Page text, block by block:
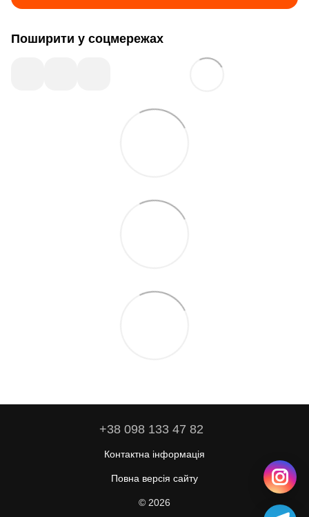
Поширити у соцмережах
+38 098 133 47 82
Контактна інформація
Повна версія сайту
© 2026